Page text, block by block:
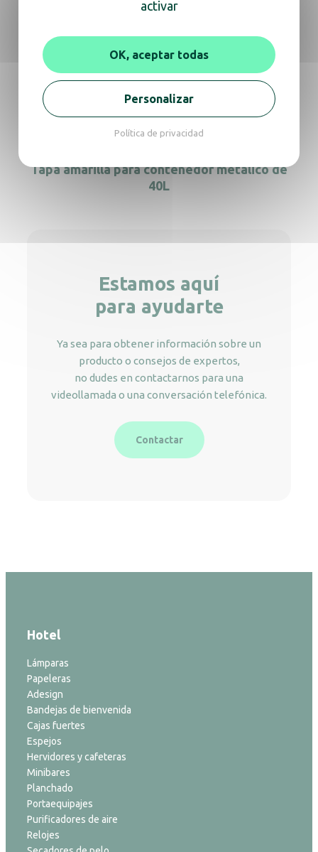
Papelera Push 40L negra
Contenedor metálico de recogida selectiva
Tapa amarilla para contenedor metálico de
40L
Estamos aquí
para ayudarte
Ya sea para obtener información sobre un
producto o consejos de expertos,
no dudes en contactarnos para una
videollamada o una conversación telefónica.
Contactar
Hotel
Lámparas
Papeleras
Adesign
Bandejas de bienvenida
Cajas fuertes
Espejos
Hervidores y cafeteras
Minibares
Planchado
Portaequipajes
Purificadores de aire
Relojes
activar
OK, aceptar todas
Personalizar
Política de privacidad